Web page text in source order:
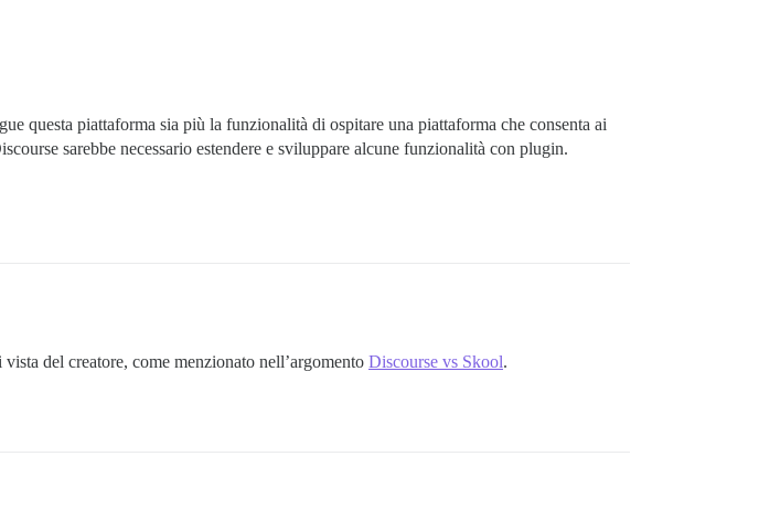
questa piattaforma sia più la funzionalità di ospitare una piattaforma che consenta ai
sarebbe necessario estendere e sviluppare alcune funzionalità con plugin.
del creatore, come menzionato nell’argomento Discourse vs Skool.